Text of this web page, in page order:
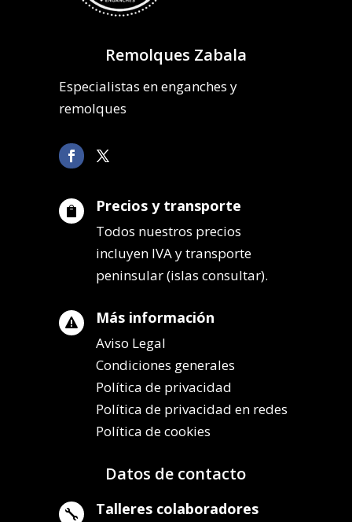
Remolques Zabala
Especialistas en enganches y
remolques
 Precios y transporte
Todos nuestros precios
incluyen IVA y transporte
peninsular (islas consultar).
 Más información
Aviso Legal
Condiciones generales
Política de privacidad
Política de privacidad en redes
Política de cookies
Datos de contacto
 Talleres colaboradores